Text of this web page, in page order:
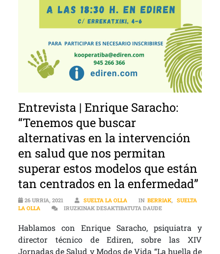
Entrevista | Enrique Saracho:
“Tenemos que buscar
alternativas en la intervención
en salud que nos permitan
superar estos modelos que están
tan centrados en la enfermedad”
26 URRIA, 2021 SUELTA LA OLLA IN BERRIAK, SUELTA
LA OLLA
IRUZKINAK DESAKTIBATUTA DAUDEENTREVISTA |
Hablamos con Enrique Saracho, psiquiatra y
director técnico de Ediren, sobre las XIV
Jornadas de Salud y Modos de Vida “La huella de